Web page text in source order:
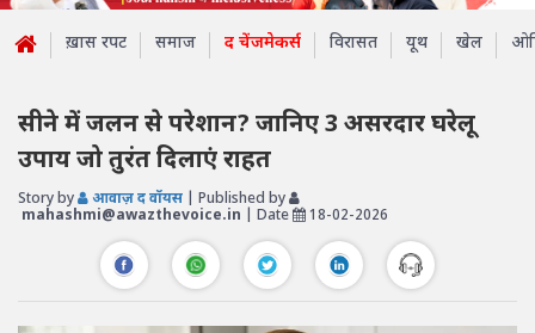
ख़ास रपट समाज द चेंजमेकर्स विरासत यूथ खेल
सीने में जलन से परेशान? जानिए 3 असरदार घरेलू
उपाय जो तुरंत दिलाएं राहत
Story by आवाज़ द वॉयस
| Published by
mahashmi@awazthevoice.in | Date 18-02-2026